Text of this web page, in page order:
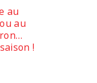
au
au
!